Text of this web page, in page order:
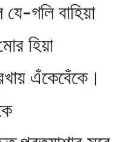
বাহিয়া
এঁকেবেঁকে।